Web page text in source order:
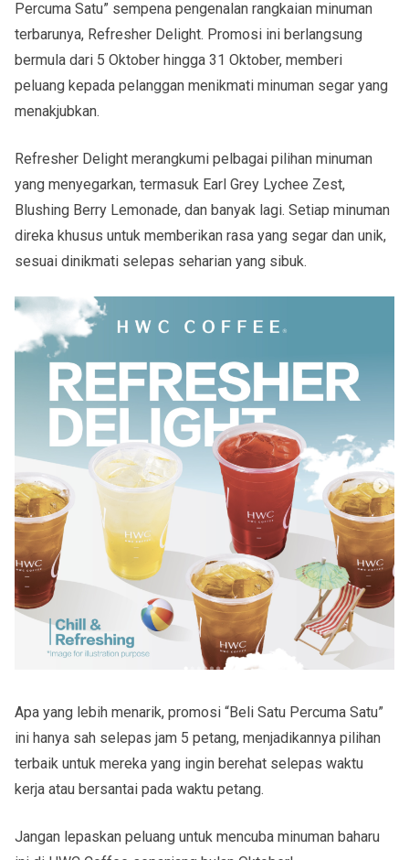
Percuma Satu” sempena pengenalan rangkaian minuman
terbarunya, Refresher Delight. Promosi ini berlangsung
bermula dari 5 Oktober hingga 31 Oktober, memberi
peluang kepada pelanggan menikmati minuman segar yang
menakjubkan.
Refresher Delight merangkumi pelbagai pilihan minuman
yang menyegarkan, termasuk Earl Grey Lychee Zest,
Blushing Berry Lemonade, dan banyak lagi. Setiap minuman
direka khusus untuk memberikan rasa yang segar dan unik,
sesuai dinikmati selepas seharian yang sibuk.
Apa yang lebih menarik, promosi “Beli Satu Percuma Satu”
ini hanya sah selepas jam 5 petang, menjadikannya pilihan
terbaik untuk mereka yang ingin berehat selepas waktu
kerja atau bersantai pada waktu petang.
Jangan lepaskan peluang untuk mencuba minuman baharu